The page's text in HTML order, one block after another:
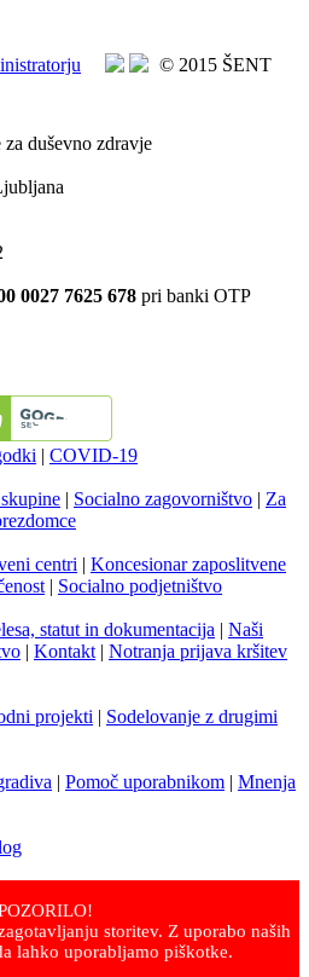
© 2015 ŠENT
duševno zdravje
0027 7625 678 pri banki OTP
| COVID-19
| Socialno zagovorništvo | Za
centri | Koncesionar zaposlitvene
| Socialno podjetništvo
statut in dokumentacija | Naši
| Kontakt | Notranja prijava kršitev
projekti | Sodelovanje z drugimi
| Pomoč uporabnikom | Mnenja
storitev. Z uporabo naših
lahko uporabljamo piškotke.